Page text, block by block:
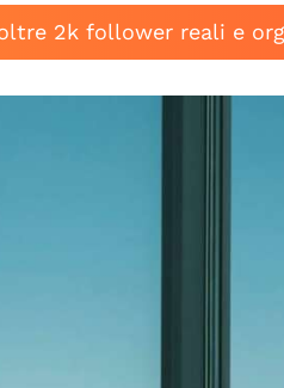
2k follower reali e